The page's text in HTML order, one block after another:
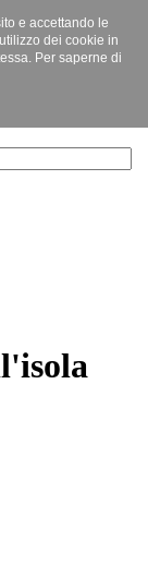
e accettando le
dei cookie in
Per saperne di